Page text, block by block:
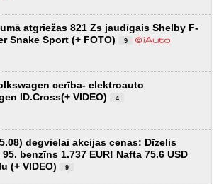
atgriežas 821 Zs jaudīgais Shelby F-
Snake Sport (+ FOTO)
9
cerība- elektroauto
ID.Cross(+ VIDEO)
4
degvielai akcijas cenas: Dīzelis
95. benzīns 1.737 EUR! Nafta 75.6 USD
(+ VIDEO)
9